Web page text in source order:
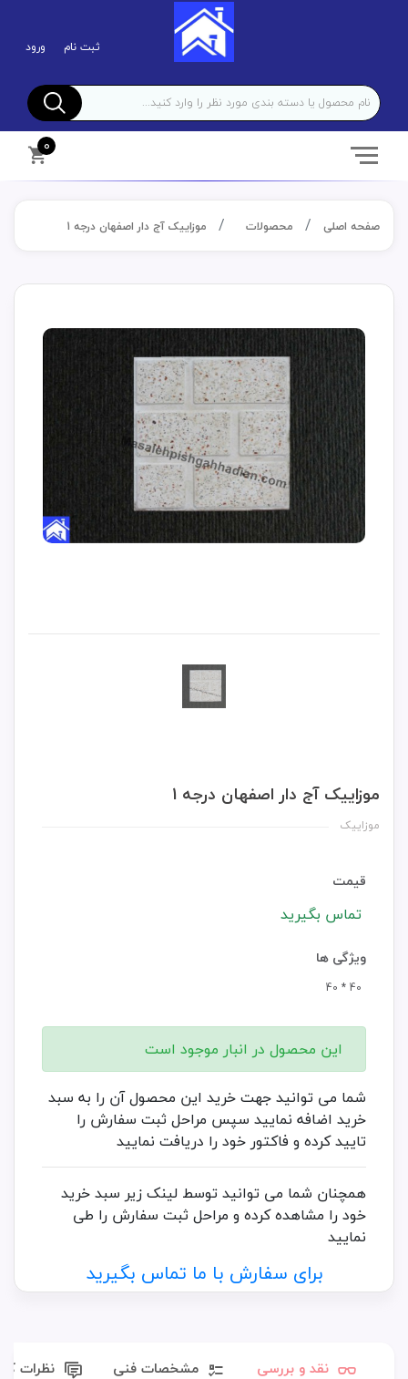
ثبت نام ورود
0
صفحه اصلی محصولات موزاییک آج دار اصفهان درجه 1
موزاییک آج دار اصفهان درجه 1
موزاییک
قیمت
تماس بگیرید
ویژگی ها
40 * 40
این محصول در انبار موجود است
شما می توانید جهت خرید این محصول آن را به سبد
خرید اضافه نمایید سپس مراحل ثبت سفارش را
تایید کرده و فاکتور خود را دریافت نمایید
همچنان شما می توانید توسط لینک زیر سبد خرید
خود را مشاهده کرده و مراحل ثبت سفارش را طی
نمایید
برای سفارش با ما تماس بگیرید
نقد و بررسی مشخصات فنی نظرات